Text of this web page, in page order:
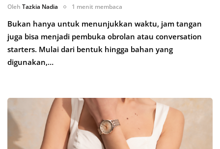
Oleh Tazkia Nadia 1 menit membaca
Bukan hanya untuk menunjukkan waktu, jam tangan
juga bisa menjadi pembuka obrolan atau conversation
starters. Mulai dari bentuk hingga bahan yang
digunakan,…